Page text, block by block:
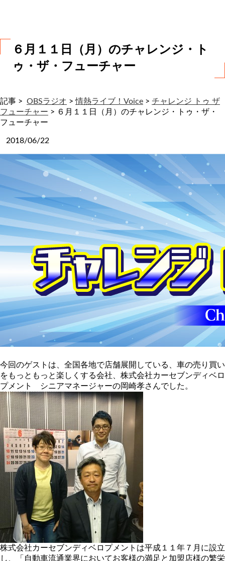
６月１１日（月）のチャレンジ・ト
ゥ・ザ・フューチャー
記事 > OBSラジオ >情熱ライブ！Voice > チャレンジ トゥ ザ
フューチャー > ６月１１日（月）のチャレンジ・トゥ・ザ・
フューチャー
2018/06/22
今回のゲストは、全国各地で店舗展開している、車の売り買い
をもっともっと楽しくする会社、株式会社カーセブンディベロ
プメント シニアマネージャーの岡崎孝さんでした。
株式会社カーセブンディベロプメントは平成１１年７月に設立
し、「自動車流通業界においてお客様の満足と加盟店様の繁栄